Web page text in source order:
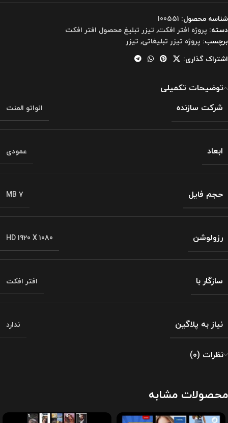
شناسه محصول: 100551
دسته: پروژه افتر افکت, تیزر تبلیغ محصول افتر افکت
برچسب: پروژه تیزر تبلیغاتی, تیزر
اشتراک گذاری:
توضیحات تکمیلی
شرکت سازنده
انواتو المنت
ابعاد عمودی
حجم فایل MB 7
رزولوشن HD 1920 X 1080
سازگار با افتر افکت
نیاز به پلاگین ندارد
نظرات (0)
محصولات مشابه